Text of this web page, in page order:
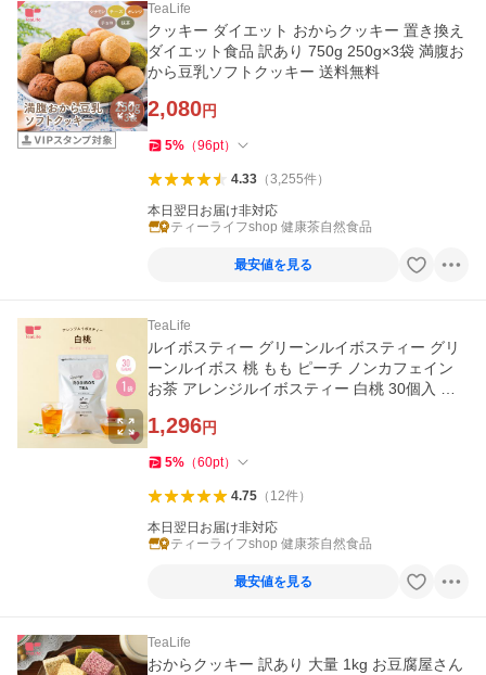
TeaLife
クッキー ダイエット おからクッキー 置き換え
ダイエット食品 訳あり 750g 250g×3袋 満腹お
から豆乳ソフトクッキー 送料無料
2,080円
5% （96pt）
4.33（3,255件）
本日翌日お届け非対応
ティーライフshop 健康茶自然食品
最安値を見る
TeaLife
ルイボスティー グリーンルイボスティー グリ
ーンルイボス 桃 もも ピーチ ノンカフェイン
お茶 アレンジルイボスティー 白桃 30個入 テ
1,296円
5% （60pt）
4.75（ 12件）
本日翌日お届け非対応
ティーライフshop 健康茶自然食品
最安値を見る
TeaLife
おからクッキー 訳あり 大量 1kg お豆腐屋さん